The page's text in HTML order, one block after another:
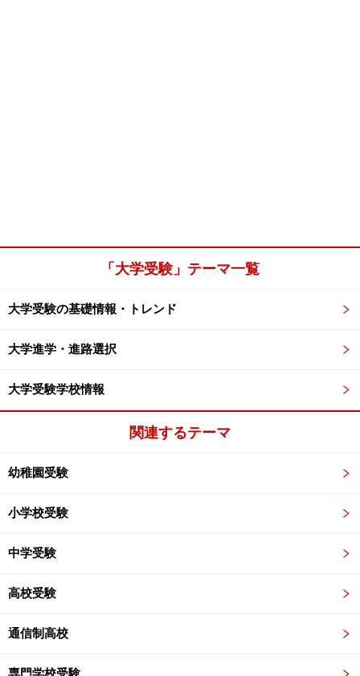
「大学受験」テーマ一覧
大学受験の基礎情報・トレンド
大学進学・進路選択
大学受験学校情報
関連するテーマ
幼稚園受験
小学校受験
中学受験
高校受験
通信制高校